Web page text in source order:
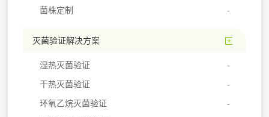
菌株定制
灭菌验证解决方案
湿热灭菌验证
干热灭菌验证
环氧乙烷灭菌验证